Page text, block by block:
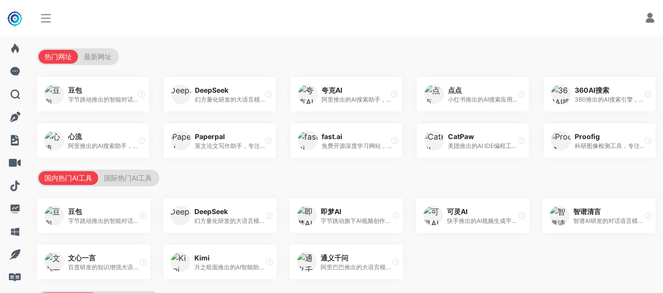
热门网址 最新网址
豆包
字节跳动推出的智能对话助手平台，提供文本创作、知识问答、英语学习等多种AI服务。面向普通用户和内容创作者，支持多轮对话和文件解析，免费使用，响应速度快，中文理解能力强。
DeepSeek
幻方量化研发的大语言模型平台，专注于深度推理和代码生成能力。面向开发者、研究人员和技术爱好者，提供强大的逻辑推理和数学计算功能，开源生态完善，API接口友好。
夸克AI
阿里推出的AI搜索助手，整合搜索与AI功能。面向年轻用户，提供智能搜索、文档处理、学习辅助等服务，与夸克生态深度整合。
点点
小红书推出的AI搜索应用，专注于生活方式内容搜索。面向小红书用户，提供生活攻略、消费决策、内容推荐等服务，生活方式内容丰富。
360AI搜索
360推出的AI搜索引擎，专注于安全智能搜索。面向普通用户，提供智能问答、网页搜索、内容整理等服务，安全防护能力强。
心流
阿里推出的AI搜索助手，专注于智能信息获取。面向普通用户，提供智能搜索、内容整理、知识问答等服务，与阿里生态深度整合。
Paperpal
英文论文写作助手，专注于学术英语润色。面向需要发表国际期刊的研究者，提供语法检查、学术表达优化、格式规范等服务，英语表达地道专业。
fast.ai
免费开源深度学习网站，专注于实用AI教学。面向开发者，提供免费深度学习课程、实战项目、代码库等资源，学习门槛低。
CatPaw
美团推出的AI IDE编程工具，专注于本地开发生态。面向开发者，提供智能代码补全、代码生成、项目管理等服务，本地开发体验好。
Proofig
科研图像检测工具，专注于学术图像完整性验证。面向科研人员，提供图像检测、重复分析、报告生成等服务，学术检测专业。
国内热门AI工具 国际热门AI工具
豆包
字节跳动推出的智能对话助手平台，提供文本创作、知识问答、英语学习等多种AI服务。面向普通用户和内容创作者，支持多轮对话和文件解析，免费使用，响应速度快，中文理解能力强。
DeepSeek
幻方量化研发的大语言模型平台，专注于深度推理和代码生成能力。面向开发者、研究人员和技术爱好者，提供强大的逻辑推理和数学计算功能，开源生态完善，API接口友好。
即梦AI
字节跳动旗下AI视频创作平台，支持多模态内容生成。面向内容创作者和营销人员，提供文生视频、图生视频、智能剪辑等功能，中文理解能力强，创作效率高。
可灵AI
快手推出的AI视频生成平台，支持文生视频和图生视频，可生成长达2分钟的高质量视频内容。面向短视频创作者和营销人员，操作简便，生成效果逼真，适合商业推广和创意表达。
智谱清言
智谱AI研发的对话语言模型，支持中英双语交互。面向中文用户和开发者，提供知识问答、代码编写、文档解读等服务，开源生态完善，学术研究背景深厚。
文心一言
百度研发的知识增强大语言模型，深度融合百度知识图谱和搜索能力。面向中文用户，提供知识问答、文本创作、逻辑推理等服务，中文语境理解准确，知识覆盖面广。
Kimi
月之暗面推出的AI智能助手，核心优势在于超长文本处理能力，支持20万字以上文档分析。面向学术研究者、职场人士和内容创作者，提供文档解读、PPT生成、联网搜索等综合服务。
通义千问
阿里巴巴推出的大语言模型平台，提供对话问答、文档处理、图像理解、代码编写等全方位AI服务。面向企业用户和个人开发者，集成阿里云生态，支持多模态交互，企业级安全保障。